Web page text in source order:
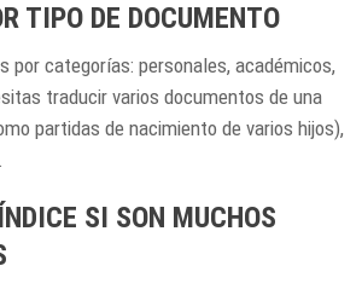
TIPO DE DOCUMENTO
por categorías: personales, académicos,
traducir varios documentos de una
partidas de nacimiento de varios hijos),
SI SON MUCHOS